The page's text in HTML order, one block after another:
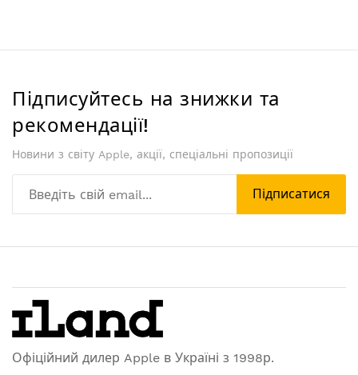
Підписуйтесь на знижки та
рекомендації!
Новини з світу Apple, акції, спеціальні пропозиції
Підписатися
Офіційний дилер Apple в Україні з 1998р.